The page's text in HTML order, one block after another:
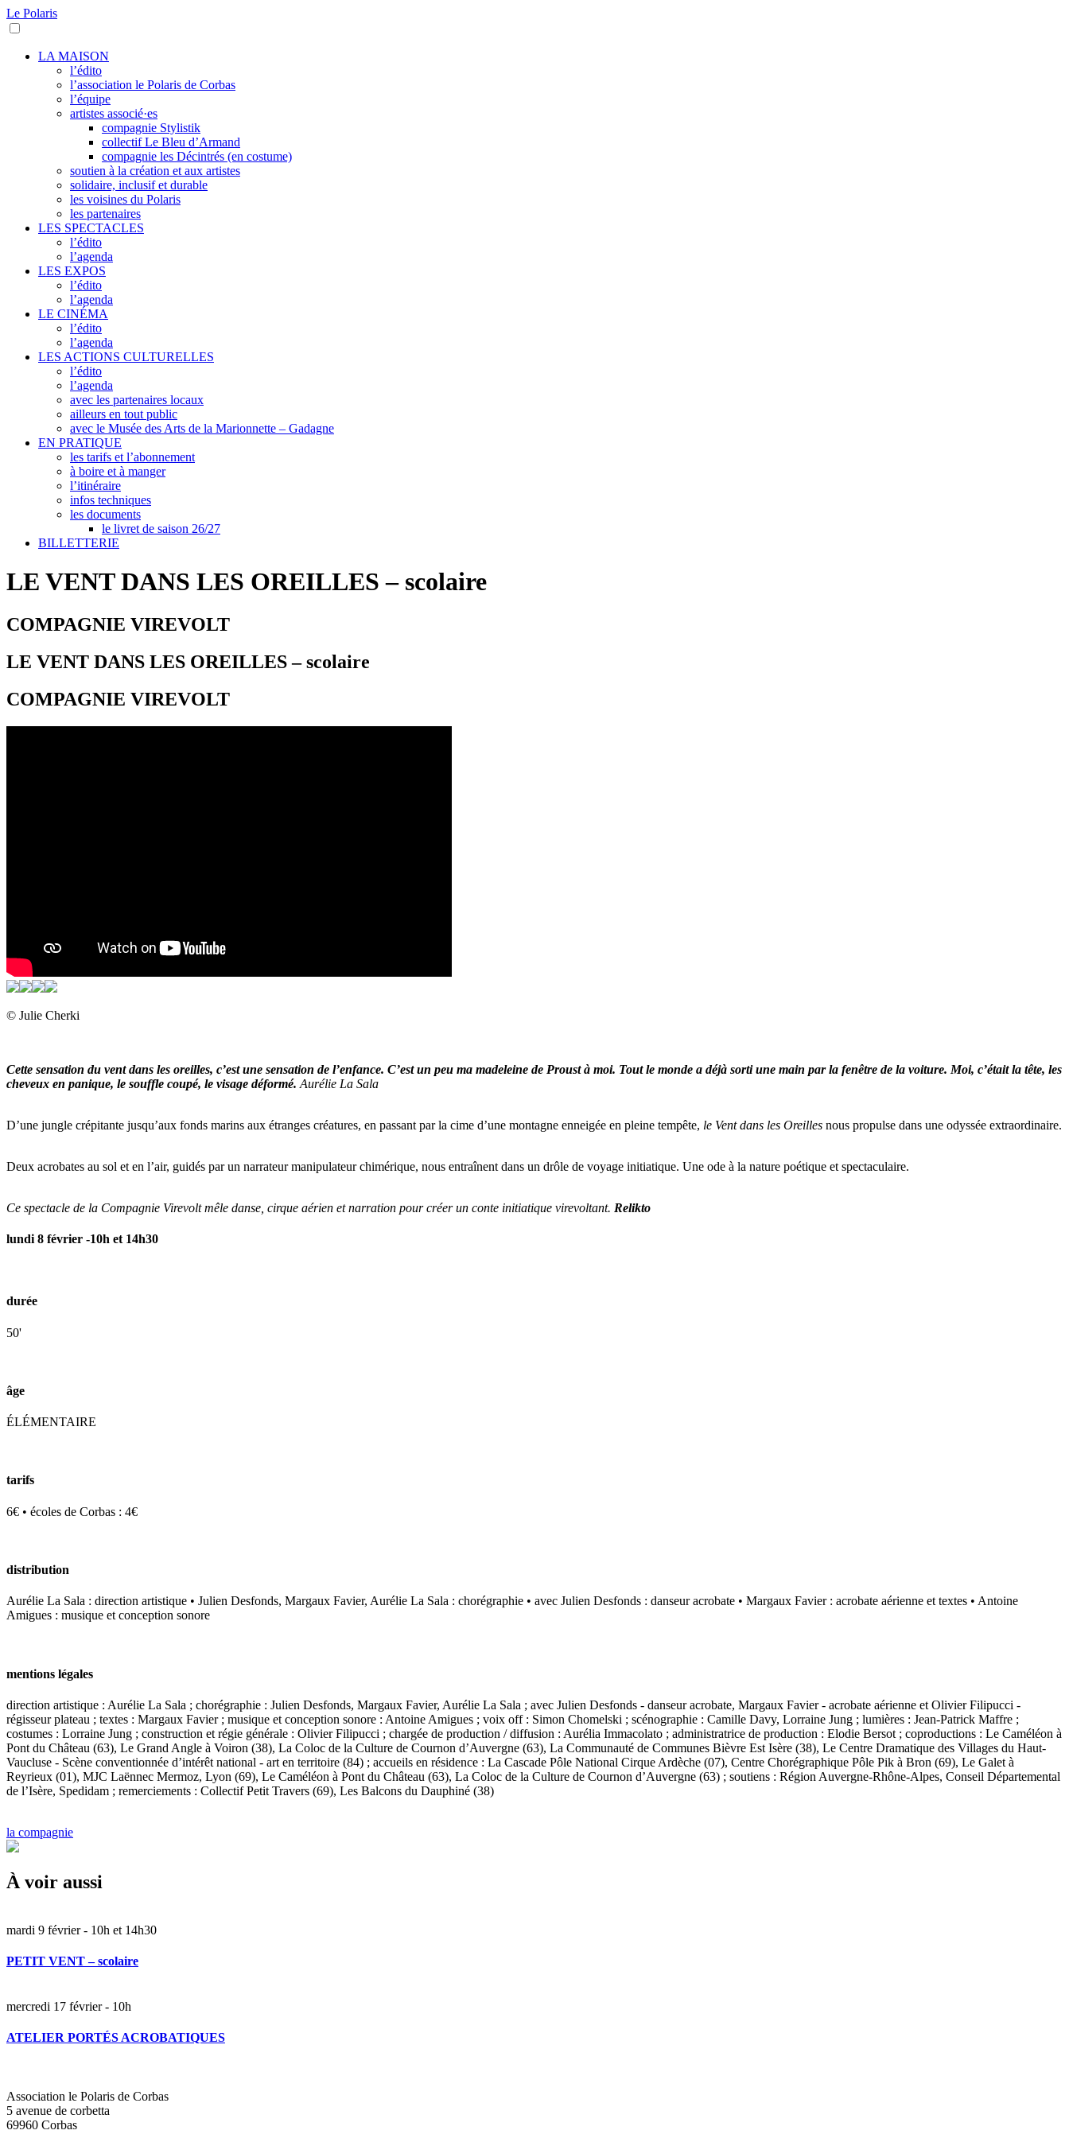
Le Polaris
LA MAISON
l’édito
l’association le Polaris de Corbas
l’équipe
artistes associé·es
compagnie Stylistik
collectif Le Bleu d’Armand
compagnie les Décintrés (en costume)
soutien à la création et aux artistes
solidaire, inclusif et durable
les voisines du Polaris
les partenaires
LES SPECTACLES
l’édito
l’agenda
LES EXPOS
l’édito
l’agenda
LE CINÉMA
l’édito
l’agenda
LES ACTIONS CULTURELLES
l’édito
l’agenda
avec les partenaires locaux
ailleurs en tout public
avec le Musée des Arts de la Marionnette – Gadagne
EN PRATIQUE
les tarifs et l’abonnement
à boire et à manger
l’itinéraire
infos techniques
les documents
le livret de saison 26/27
BILLETTERIE
LE VENT DANS LES OREILLES – scolaire
COMPAGNIE VIREVOLT
LE VENT DANS LES OREILLES – scolaire
COMPAGNIE VIREVOLT
© Julie Cherki
Cette sensation du vent dans les oreilles, c’est une sensation de l’enfance. C’est un peu ma madeleine de Proust à moi. Tout le monde a déjà sorti une main par la fenêtre de la voiture. Moi, c’était la tête, les
cheveux en panique, le souffle coupé, le visage déformé. Aurélie La Sala
D’une jungle crépitante jusqu’aux fonds marins aux étranges créatures, en passant par la cime d’une montagne enneigée en pleine tempête, le Vent dans les Oreilles nous propulse dans une odyssée extraordinaire.
Deux acrobates au sol et en l’air, guidés par un narrateur manipulateur chimérique, nous entraînent dans un drôle de voyage initiatique. Une ode à la nature poétique et spectaculaire.
Ce spectacle de la Compagnie Virevolt mêle danse, cirque aérien et narration pour créer un conte initiatique virevoltant. Relikto
lundi 8 février -10h et 14h30
durée
50'
âge
ÉLÉMENTAIRE
tarifs
6€ • écoles de Corbas : 4€
distribution
Aurélie La Sala : direction artistique • Julien Desfonds, Margaux Favier, Aurélie La Sala : chorégraphie • avec Julien Desfonds : danseur acrobate • Margaux Favier : acrobate aérienne et textes • Antoine
Amigues : musique et conception sonore
mentions légales
direction artistique : Aurélie La Sala ; chorégraphie : Julien Desfonds, Margaux Favier, Aurélie La Sala ; avec Julien Desfonds - danseur acrobate, Margaux Favier - acrobate aérienne et Olivier Filipucci -
régisseur plateau ; textes : Margaux Favier ; musique et conception sonore : Antoine Amigues ; voix off : Simon Chomelski ; scénographie : Camille Davy, Lorraine Jung ; lumières : Jean-Patrick Maffre ;
costumes : Lorraine Jung ; construction et régie générale : Olivier Filipucci ; chargée de production / diffusion : Aurélia Immacolato ; administratrice de production : Elodie Bersot ; coproductions : Le Caméléon à
Pont du Château (63), Le Grand Angle à Voiron (38), La Coloc de la Culture de Cournon d’Auvergne (63), La Communauté de Communes Bièvre Est Isère (38), Le Centre Dramatique des Villages du Haut-
Vaucluse - Scène conventionnée d’intérêt national - art en territoire (84) ; accueils en résidence : La Cascade Pôle National Cirque Ardèche (07), Centre Chorégraphique Pôle Pik à Bron (69), Le Galet à
Reyrieux (01), MJC Laënnec Mermoz, Lyon (69), Le Caméléon à Pont du Château (63), La Coloc de la Culture de Cournon d’Auvergne (63) ; soutiens : Région Auvergne-Rhône-Alpes, Conseil Départemental
de l’Isère, Spedidam ; remerciements : Collectif Petit Travers (69), Les Balcons du Dauphiné (38)
la compagnie
À voir aussi
mardi 9 février - 10h et 14h30
PETIT VENT – scolaire
mercredi 17 février - 10h
ATELIER PORTÉS ACROBATIQUES
Association le Polaris de Corbas
5 avenue de corbetta
69960 Corbas